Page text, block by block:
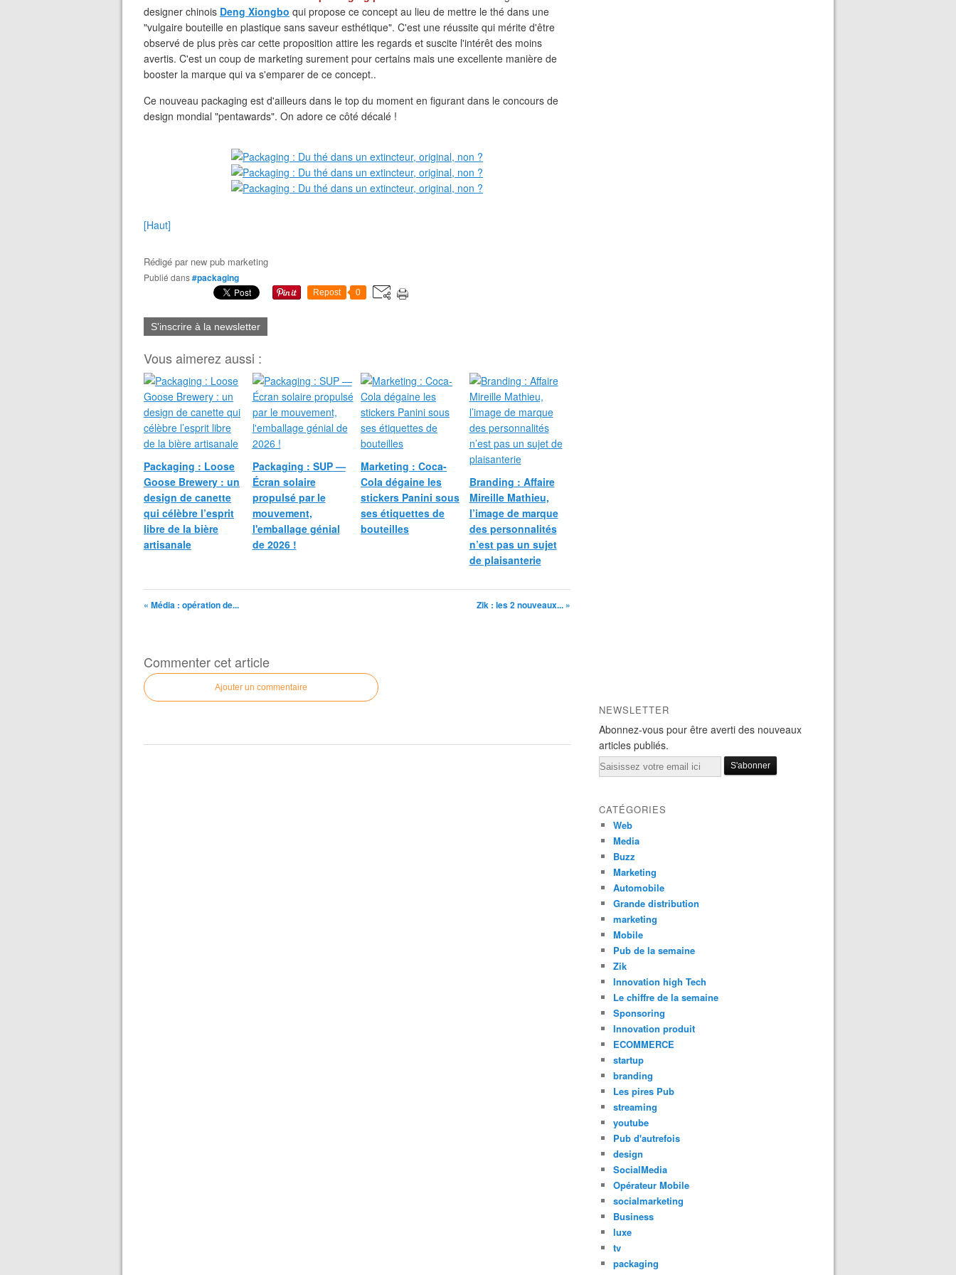
designer chinois Deng Xiongbo qui propose ce concept au lieu de mettre le thé dans une
"vulgaire bouteille en plastique sans saveur esthétique". C'est une réussite qui mérite d'être
observé de plus près car cette proposition attire les regards et suscite l'intérêt des moins
avertis. C'est un coup de marketing surement pour certains mais une excellente manière de
booster la marque qui va s'emparer de ce concept..
Ce nouveau packaging est d'ailleurs dans le top du moment en figurant dans le concours de
design mondial "pentawards". On adore ce côté décalé !
[Haut]
Rédigé par new pub marketing
Publié dans#packaging
Repost 0
S'inscrire à la newsletter
Vous aimerez aussi :
Packaging : Loose
Goose Brewery : un
design de canette
qui célèbre l’esprit
libre de la bière
artisanale
Packaging : SUP —
Écran solaire
propulsé par le
mouvement,
l'emballage génial
de 2026 !
Marketing : Coca-
Cola dégaine les
stickers Panini sous
ses étiquettes de
bouteilles
Branding : Affaire
Mireille Mathieu,
l’image de marque
des personnalités
n’est pas un sujet
de plaisanterie
« Média : opération de... Zik : les 2 nouveaux... »
Commenter cet article
Ajouter un commentaire
NEWSLETTER
Abonnez-vous pour être averti des nouveaux
articles publiés.
Email
CATÉGORIES
Web
Media
Buzz
Marketing
Automobile
Grande distribution
marketing
Mobile
Pub de la semaine
Zik
Innovation high Tech
Le chiffre de la semaine
Sponsoring
Innovation produit
ECOMMERCE
startup
branding
Les pires Pub
streaming
youtube
Pub d'autrefois
design
SocialMedia
Opérateur Mobile
socialmarketing
Business
luxe
tv
packaging